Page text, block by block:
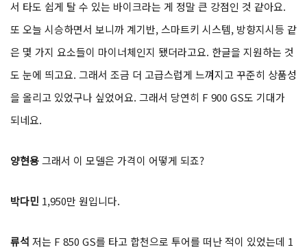
서 타도 쉽게 탈 수 있는 바이크라는 게 정말 큰 강점인 것 같아요.
또 오늘 시승하면서 보니까 계기반, 스마트키 시스템, 방향지시등 같
은 몇 가지 요소들이 마이너체인지 됐더라고요. 한글을 지원하는 것
도 눈에 띄고요. 그래서 조금 더 고급스럽게 느껴지고 꾸준히 상품성
을 올리고 있었구나 싶었어요. 그래서 당연히 F 900 GS도 기대가
되네요.
양현용그래서 이 모델은 가격이 어떻게 되죠?
박다민 1,950만 원입니다.
류석 저는 F 850 GS를 타고 합천으로 투어를 떠난 적이 있었는데 1